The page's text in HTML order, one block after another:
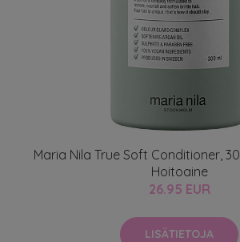
Maria Nila True Soft Conditioner,
Hoitoaine
26.95 EUR
LISÄTIETOJA